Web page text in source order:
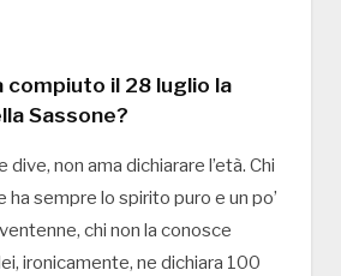
compiuto il 28 luglio la
Sassone?
dive, non ama dichiarare l’età. Chi
ha sempre lo spirito puro e un po’
chi non la conosce
ironicamente, ne dichiara 100